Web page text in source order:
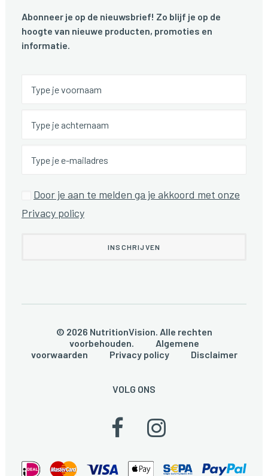
Abonneer je op de nieuwsbrief! Zo blijf je op de
hoogte van nieuwe producten, promoties en
informatie.
Door je aan te melden ga je akkoord met onze
Privacy policy
© 2026 NutritionVision. Alle rechten
voorbehouden. Algemene
voorwaarden
Privacy policy Disclaimer
VOLG ONS